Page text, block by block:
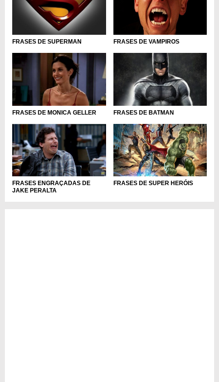
FRASES DE SUPERMAN FRASES DE VAMPIROS
FRASES DE MONICA GELLER FRASES DE BATMAN
FRASES ENGRAÇADAS DE
JAKE PERALTA
FRASES DE SUPER HERÓIS